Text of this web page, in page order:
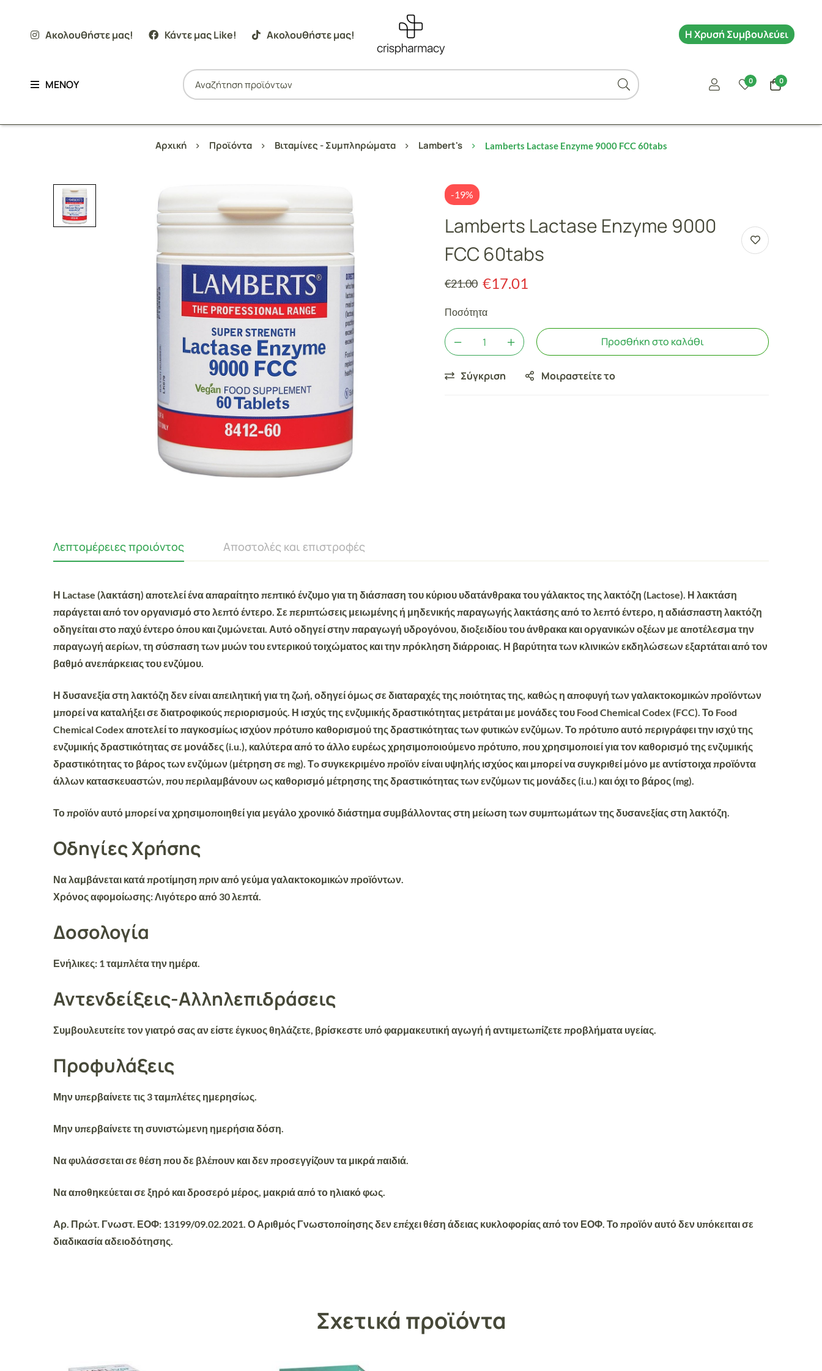
ΜΕΝΟΥ 0 0
Ακολουθήστε μας! Κάντε μας Like! Ακολουθήστε μας! Η Χρυσή Συμβουλεύει
Αρχική Προϊόντα Βιταμίνες - Συμπληρώματα Lambert's Lamberts Lactase Enzyme 9000 FCC 60tabs
-19%
Lamberts Lactase Enzyme 9000
FCC 60tabs
€21.00 €17.01
Ποσότητα
Προσθήκη στο καλάθι
Σύγκριση Μοιραστείτε το
Λεπτομέρειες προιόντος Αποστολές και επιστροφές
Η Lactase (λακτάση) αποτελεί ένααπαραίτητο πεπτικό ένζυμογια τη διάσπαση του κύριου υδατάνθρακα του γάλακτος της λακτόζη (Lactose). Η λακτάση
παράγεται από τον οργανισμό στο λεπτό έντερο. Σε περιπτώσεις μειωμένης ή μηδενικής παραγωγής λακτάσης από το λεπτό έντερο, η αδιάσπαστη λακτόζη
οδηγείται στο παχύ έντερο όπου και ζυμώνεται. Αυτό οδηγεί στην παραγωγή υδρογόνου, διοξειδίου του άνθρακα και οργανικών οξέων με αποτέλεσμα την
παραγωγή αερίων, τη σύσπαση των μυών του εντερικού τοιχώματος και την πρόκληση διάρροιας. Η βαρύτητα των κλινικών εκδηλώσεων εξαρτάται από τον
βαθμό ανεπάρκειας του ενζύμου.
Η δυσανεξία στη λακτόζη δεν είναι απειλητική για τη ζωή, οδηγεί όμως σε διαταραχές της ποιότητας της, καθώς η αποφυγή των γαλακτοκομικών προϊόντων
μπορεί να καταλήξει σε διατροφικούς περιορισμούς. Η ισχύς της ενζυμικής δραστικότητας μετράται με μονάδες του Food Chemical Codex (FCC). Το Food
Chemical Codex αποτελεί το παγκοσμίως ισχύον πρότυπο καθορισμού της δραστικότητας των φυτικών ενζύμων. Το πρότυπο αυτό περιγράφει την ισχύ της
ενζυμικής δραστικότητας σε μονάδες (i.u.), καλύτερα από το άλλο ευρέως χρησιμοποιούμενο πρότυπο, που χρησιμοποιεί για τον καθορισμό της ενζυμικής
δραστικότητας το βάρος των ενζύμων (μέτρηση σε mg). Τo συγκεκριμένο προϊόν είναι υψηλής ισχύος και μπορεί να συγκριθεί μόνο με αντίστοιχα προϊόντα
άλλων κατασκευαστών, που περιλαμβάνουν ως καθορισμό μέτρησης της δραστικότητας των ενζύμων τις μονάδες (i.u.) και όχι το βάρος (mg).
Το προϊόν αυτό μπορεί να χρησιμοποιηθεί για μεγάλο χρονικό διάστημα συμβάλλοντας στη μείωση των συμπτωμάτων της δυσανεξίας στη λακτόζη.
Οδηγίες Χρήσης
Να λαμβάνεται κατά προτίμηση πριν από γεύμα γαλακτοκομικών προϊόντων.
Χρόνος αφομοίωσης: Λιγότερο από 30 λεπτά.
Δοσολογία
Ενήλικες: 1 ταμπλέτα την ημέρα.
Αντενδείξεις-Αλληλεπιδράσεις
Συμβουλευτείτε τον γιατρό σας αν είστε έγκυος θηλάζετε, βρίσκεστε υπό φαρμακευτική αγωγή ή αντιμετωπίζετε προβλήματα υγείας.
Προφυλάξεις
Μην υπερβαίνετε τις 3 ταμπλέτες ημερησίως.
Μην υπερβαίνετε τη συνιστώμενη ημερήσια δόση.
Να φυλάσσεται σε θέση που δε βλέπουν και δεν προσεγγίζουν τα μικρά παιδιά.
Να αποθηκεύεται σε ξηρό και δροσερό μέρος, μακριά από το ηλιακό φως.
Αρ. Πρώτ. Γνωστ. ΕΟΦ: 13199/09.02.2021. Ο Αριθμός Γνωστοποίησης δεν επέχει θέση άδειας κυκλοφορίας από τον ΕΟΦ. Το προϊόν αυτό δεν υπόκειται σε
διαδικασία αδειοδότησης.
Σχετικά προϊόντα